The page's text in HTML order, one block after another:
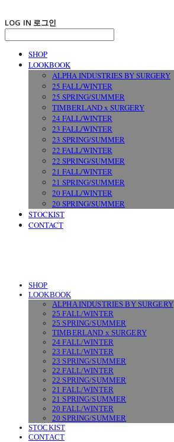
LOG IN 로그인
SHOP
LOOKBOOK
ALPHA INDUSTRIES BY SURGERY
25 FALL/WINTER
25 SPRING/SUMMER
TIMBERLAND x SURGERY
24 FALL/WINTER
23 FALL/WINTER
23 SPRING/SUMMER
22 FALL/WINTER
22 SPRING/SUMMER
21 FALL/WINTER
21 SPRING/SUMMER
20 FALL/WINTER
20 SPRING/SUMMER
STOCKIST
CONTACT
SHOP
LOOKBOOK
ALPHA INDUSTRIES BY SURGERY
25 FALL/WINTER
25 SPRING/SUMMER
TIMBERLAND x SURGERY
24 FALL/WINTER
23 FALL/WINTER
23 SPRING/SUMMER
22 FALL/WINTER
22 SPRING/SUMMER
21 FALL/WINTER
21 SPRING/SUMMER
20 FALL/WINTER
20 SPRING/SUMMER
STOCKIST
CONTACT